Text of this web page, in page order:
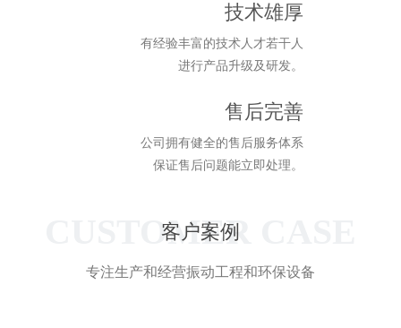
技术雄厚
有经验丰富的技术人才若干人
进行产品升级及研发。
售后完善
公司拥有健全的售后服务体系
保证售后问题能立即处理。
CUSTOMER CASE
客户案例
专注生产和经营振动工程和环保设备